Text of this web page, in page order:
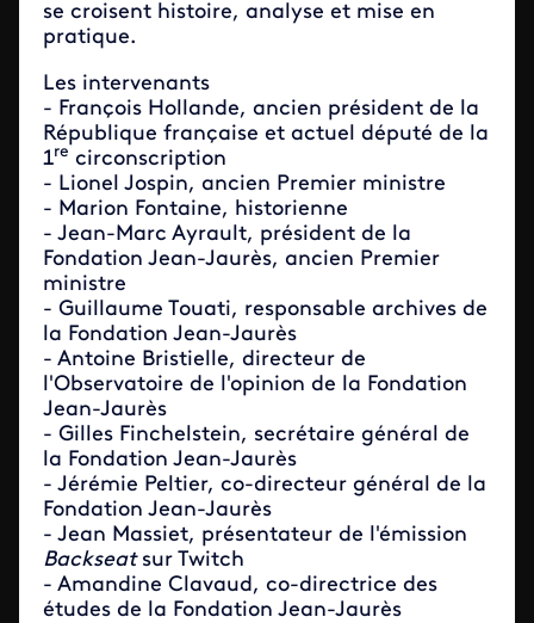
se croisent histoire, analyse et mise en
pratique.
Les intervenants
- François Hollande, ancien président de la
République française et actuel député de la
1re circonscription
- Lionel Jospin, ancien Premier ministre
- Marion Fontaine, historienne
- Jean-Marc Ayrault, président de la
Fondation Jean-Jaurès, ancien Premier
ministre
- Guillaume Touati, responsable archives de
la Fondation Jean-Jaurès
- Antoine Bristielle, directeur de
l'Observatoire de l'opinion de la Fondation
Jean-Jaurès
- Gilles Finchelstein, secrétaire général de
la Fondation Jean-Jaurès
- Jérémie Peltier, co-directeur général de la
Fondation Jean-Jaurès
- Jean Massiet, présentateur de l'émission
Backseatsur Twitch
- Amandine Clavaud, co-directrice des
études de la Fondation Jean-Jaurès